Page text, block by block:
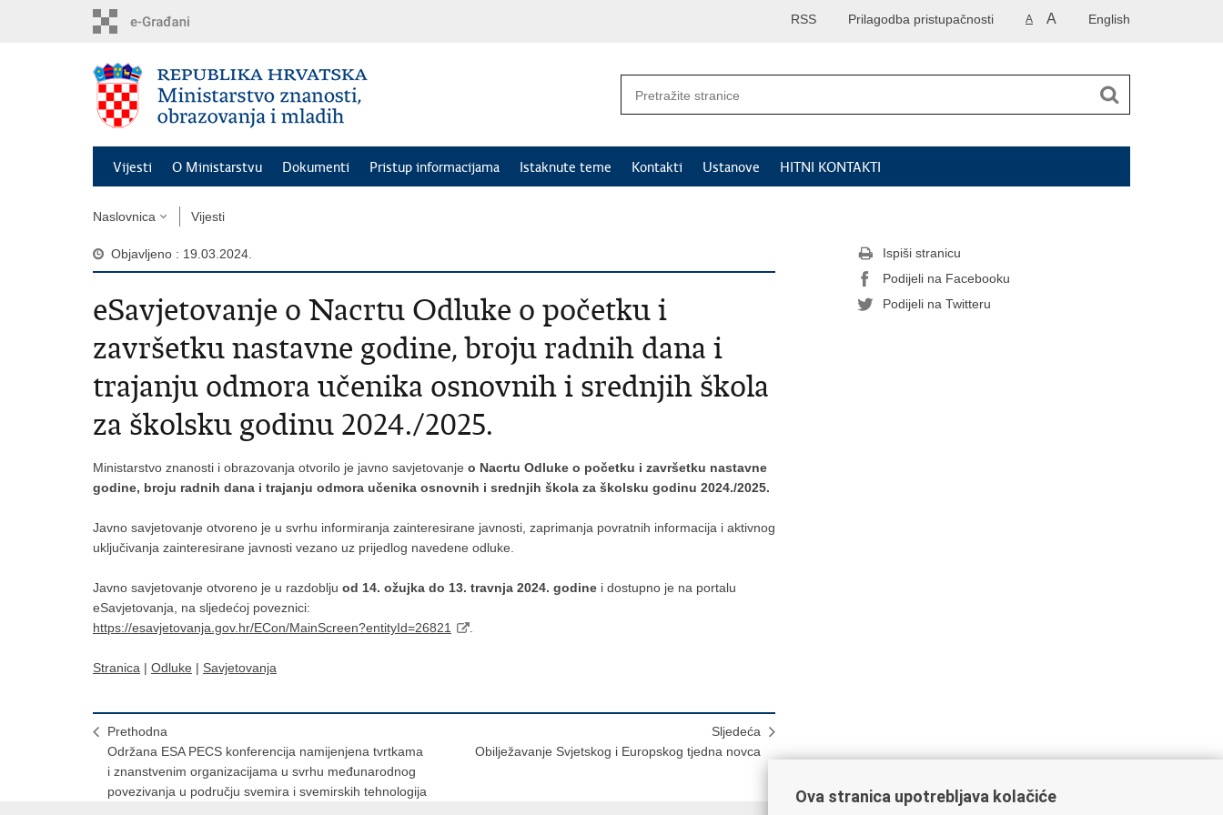
English
A A
Prilagodba pristupačnosti
RSS
Vijesti O Ministarstvu Dokumenti Pristup informacijama Istaknute teme Kontakti Ustanove HITNI KONTAKTI
Naslovnica Vijesti
Objavljeno : 19.03.2024.
eSavjetovanje o Nacrtu Odluke o početku i
završetku nastavne godine, broju radnih dana i
trajanju odmora učenika osnovnih i srednjih škola
za školsku godinu 2024./2025.
Ministarstvo znanosti i obrazovanja otvorilo je javno savjetovanje o Nacrtu Odluke o početku i završetku nastavne
godine, broju radnih dana i trajanju odmora učenika osnovnih i srednjih škola za školsku godinu 2024./2025.
Javno savjetovanje otvoreno je u svrhu informiranja zainteresirane javnosti, zaprimanja povratnih informacija i aktivnog
uključivanja zainteresirane javnosti vezano uz prijedlog navedene odluke.
Javno savjetovanje otvoreno je u razdoblju od 14. ožujka do 13. travnja 2024. godine i dostupno je na portalu
eSavjetovanja, na sljedećoj poveznici:
https://esavjetovanja.gov.hr/ECon/MainScreen?entityId=26821
Stranica | Odluke | Savjetovanja
Prethodna
Održana ESA PECS konferencija namijenjena tvrtkama
i znanstvenim organizacijama u svrhu međunarodnog
povezivanja u području svemira i svemirskih tehnologija
Sljedeća
Obilježavanje Svjetskog i Europskog tjedna novca
Ispiši stranicu
Podijeli na Facebooku
Podijeli na Twitteru
Ova stranica upotrebljava kolačiće